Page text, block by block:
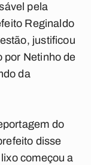
pela
Reginaldo
justificou
por Netinho de
da
do
disse
começou a